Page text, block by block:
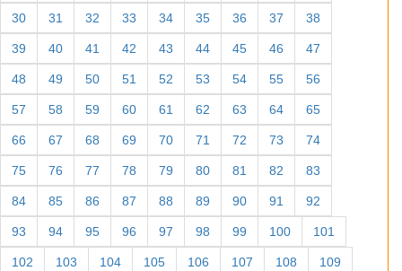
30 31 32 33 34 35 36 37 38
39 40 41 42 43 44 45 46 47
48 49 50 51 52 53 54 55 56
57 58 59 60 61 62 63 64 65
66 67 68 69 70 71 72 73 74
75 76 77 78 79 80 81 82 83
84 85 86 87 88 89 90 91 92
93 94 95 96 97 98 99 100 101
102 103 104 105 106 107 108 109